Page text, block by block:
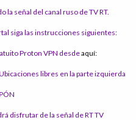
señal del canal ruso de TV RT.
siga las instrucciones siguientes:
Proton VPN desdeaquí:
libres en la parte izquierda
disfrutar de la señal de RT TV